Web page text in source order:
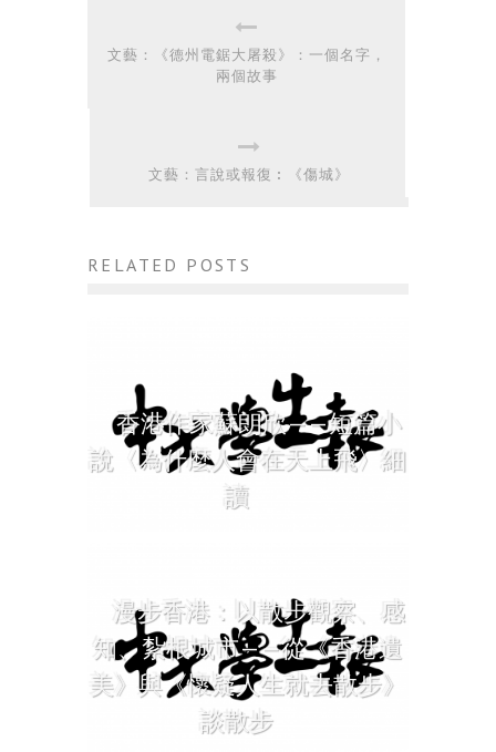
文藝：《德州電鋸大屠殺》：一個名字，
兩個故事
文藝：言說或報復︰《傷城》
RELATED POSTS
香港作家蘇朗欣——短篇小
說〈為什麼人會在天上飛〉細
讀
漫步香港：以散步觀察、感
知、紮根城市——從《香港遺
美》與《懷疑人生就去散步》
談散步